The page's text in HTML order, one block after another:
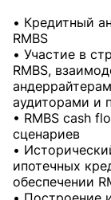
• Кредитный
RMBS
• Участие в
RMBS,
аудиторами и
• RMBS cash
сценариев
•
ипотечных
обеспечении